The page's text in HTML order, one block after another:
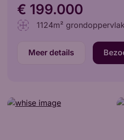
€ 199.000
1124m²
Meer details